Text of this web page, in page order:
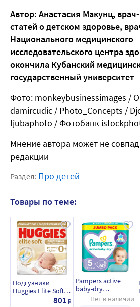
Автор: Анастасия Макунц,
статей о детском здоровье,
Национального медицинского
исследовательского центра
окончила Кубанский
государственный университет
Фото: monkeybusinessimages /
damircudic / Photo_Concepts /
ljubaphoto / Фотобанк
Мнение автора может не
редакции
Раздел: Про детей
Товары по теме:
Подгузники
Huggies Elite Soft
801₽
Pampers active
baby-dry
подгузники
Нет в наличии